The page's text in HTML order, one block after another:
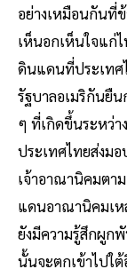
อย่างเหมือนกันที่ข้
เห็นอกเห็นใจแก่ไ
ดินแดนที่ประเทศ
รัฐบาลอเมริกันยื
ๆ ที่เกิดขึ้นระหว่า
ประเทศไทยส่งม
เจ้าอาณานิคมตา
แดนอาณานิคมเห
ยังมีความรู้สึกผูก
นั้นจะตกเข้าไปใ